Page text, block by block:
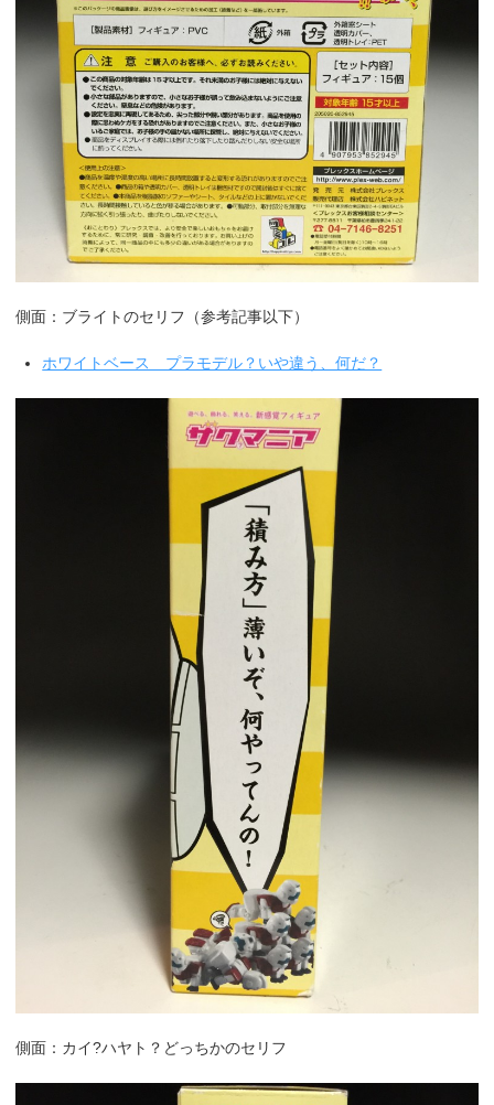
側面：ブライトのセリフ（参考記事以下）
ホワイトベース プラモデル？いや違う、何だ？
側面：カイ?ハヤト？どっちかのセリフ